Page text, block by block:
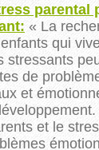
parental
« La
qui
stressants
de
et
et le